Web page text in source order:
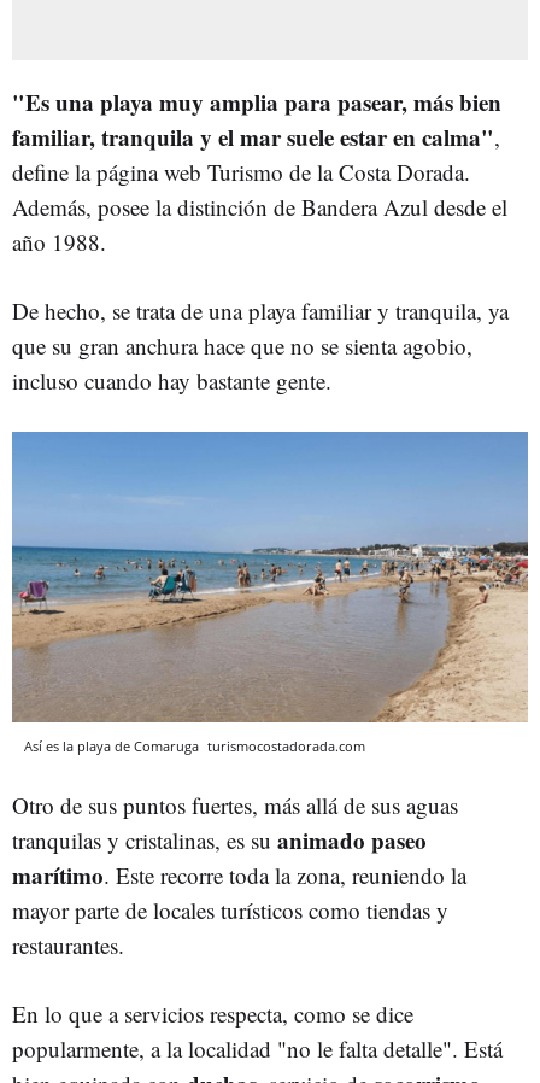
"Es una playa muy amplia para pasear, más bien
familiar, tranquila y el mar suele estar en calma",
define la página web Turismo de la Costa Dorada.
Además, posee la distinción de Bandera Azul desde el
año 1988.
De hecho, se trata de una playa familiar y tranquila, ya
que su gran anchura hace que no se sienta agobio,
incluso cuando hay bastante gente.
Así es la playa de Comaruga turismocostadorada.com
Otro de sus puntos fuertes, más allá de sus aguas
tranquilas y cristalinas, es su animado paseo
marítimo. Este recorre toda la zona, reuniendo la
mayor parte de locales turísticos como tiendas y
restaurantes.
En lo que a servicios respecta, como se dice
popularmente, a la localidad "no le falta detalle". Está